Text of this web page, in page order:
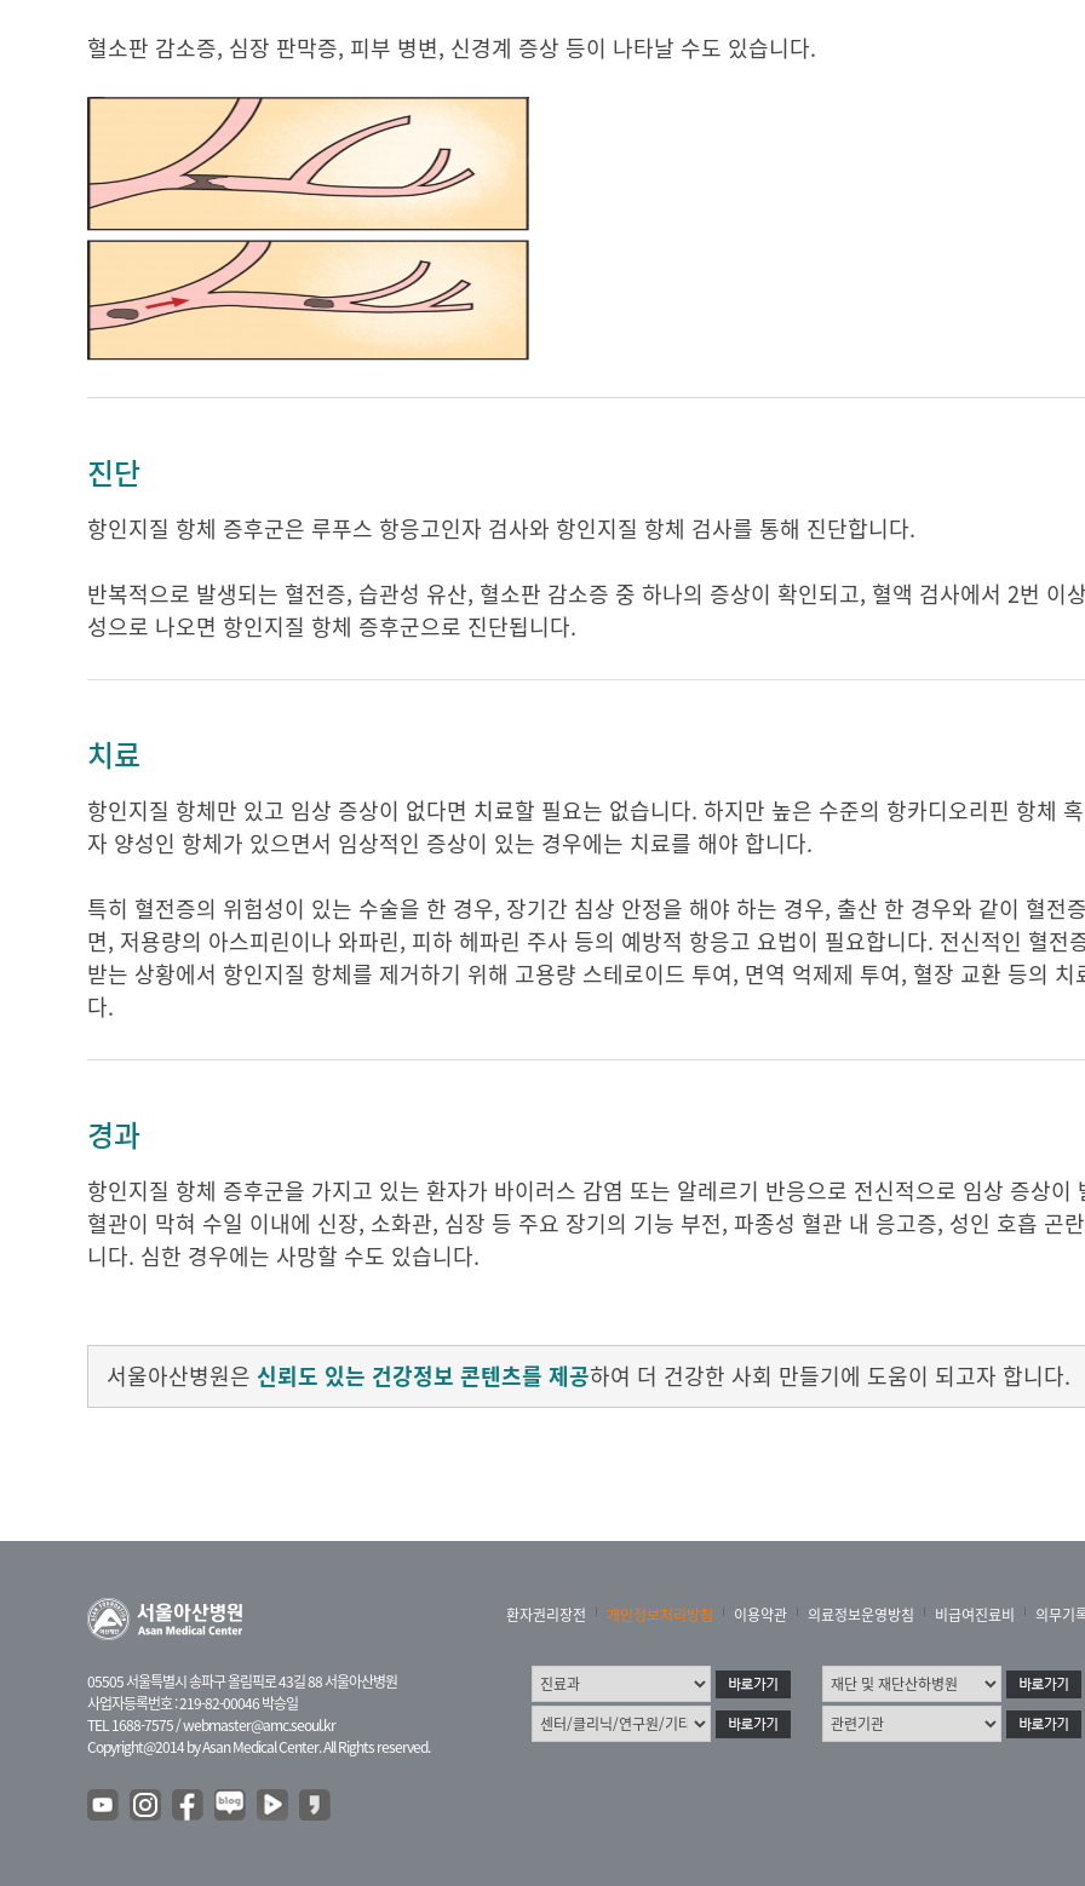
혈소판 감소증, 심장 판막증, 피부 병변, 신경계 증상 등이 나타날 수도 있습니다.
진단
항인지질 항체 증후군은 루푸스 항응고인자 검사와 항인지질 항체 검사를 통해 진단합니다.
반복적으로 발생되는 혈전증, 습관성 유산, 혈소판 감소증 중 하나의 증상이 확인되고, 혈액 검사에서 2번 이
성으로 나오면 항인지질 항체 증후군으로 진단됩니다.
치료
항인지질 항체만 있고 임상 증상이 없다면 치료할 필요는 없습니다. 하지만 높은 수준의 항카디오리핀 항체
자 양성인 항체가 있으면서 임상적인 증상이 있는 경우에는 치료를 해야 합니다.
특히 혈전증의 위험성이 있는 수술을 한 경우, 장기간 침상 안정을 해야 하는 경우, 출산 한 경우와 같이 혈전
면, 저용량의 아스피린이나 와파린, 피하 헤파린 주사 등의 예방적 항응고 요법이 필요합니다. 전신적인 혈전
받는 상황에서 항인지질 항체를 제거하기 위해 고용량 스테로이드 투여, 면역 억제제 투여, 혈장 교환 등의 치
다.
경과
항인지질 항체 증후군을 가지고 있는 환자가 바이러스 감염 또는 알레르기 반응으로 전신적으로 임상 증상이
혈관이 막혀 수일 이내에 신장, 소화관, 심장 등 주요 장기의 기능 부전, 파종성 혈관 내 응고증, 성인 호흡 곤
니다. 심한 경우에는 사망할 수도 있습니다.
서울아산병원은 신뢰도 있는 건강정보 콘텐츠를 제공하여 더 건강한 사회 만들기에 도움이 되고자 합니다.
05505 서울특별시 송파구 올림픽로 43길 88 서울아산병원
사업자등록번호 : 219-82-00046 박승일
TEL 1688-7575 /webmaster@amc.seoul.kr
Copyright@2014 by Asan Medical Center. All Rights reserved.
환자권리장전 개인정보처리방침 이용약관 의료정보운영방침 비급여진료비 의무기